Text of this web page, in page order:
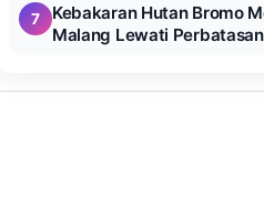
7
Kebakaran Hutan Bromo
Malang Lewati